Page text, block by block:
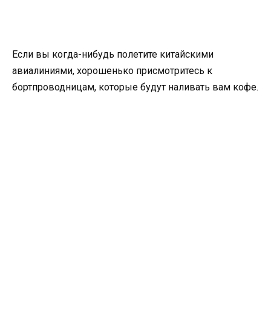
Если вы когда-нибудь полетите китайскими
авиалиниями, хорошенько присмотритесь к
бортпроводницам, которые будут наливать вам кофе.